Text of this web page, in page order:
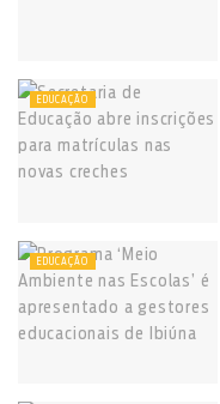
EDUCAÇÃO
EDUCAÇÃO